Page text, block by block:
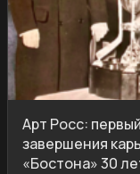
Арт Росс:
завершения
«Бостона» 30